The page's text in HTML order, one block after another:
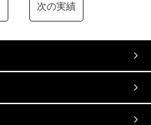
次の実績